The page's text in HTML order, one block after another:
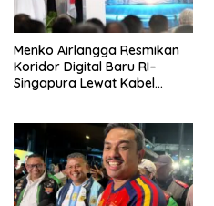
Menko Airlangga Resmikan
Koridor Digital Baru RI–
Singapura Lewat Kabel